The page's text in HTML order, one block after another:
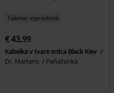
Takmer vypredané
€ 43,99
Kabelka v tvare srdca Black Kiev
Dr. Martens
Peňaženka